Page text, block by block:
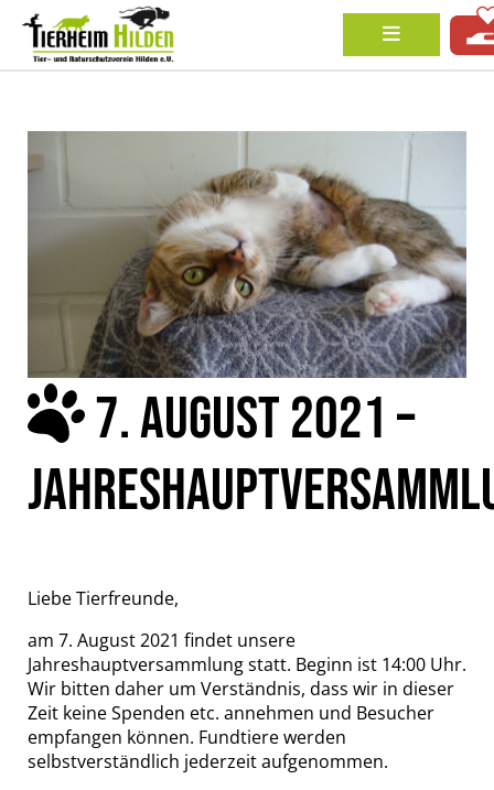
7. AUGUST 2021 –
Liebe Tierfreunde,
am 7. August 2021 findet unsere
Jahreshauptversammlung statt. Beginn ist 14:00 Uhr.
Wir bitten daher um Verständnis, dass wir in dieser
Zeit keine Spenden etc. annehmen und Besucher
empfangen können. Fundtiere werden
selbstverständlich jederzeit aufgenommen.